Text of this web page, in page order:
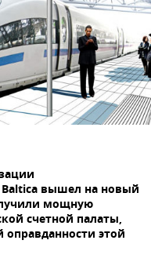
вышел на новый
мощную
счетной палаты,
этой